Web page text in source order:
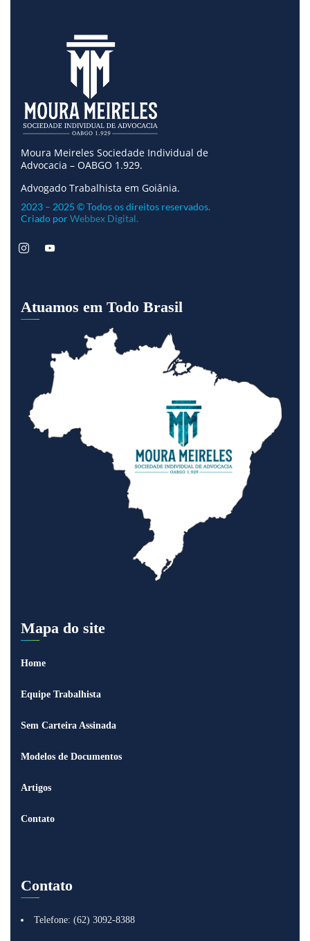
Moura Meireles Sociedade Individual de
Advocacia – OABGO 1.929.
Advogado Trabalhista em Goiânia.
2023 – 2025 © Todos os direitos reservados.
Criado porWebbex Digital.
Atuamos em Todo Brasil
Mapa do site
Home
Equipe Trabalhista
Sem Carteira Assinada
Modelos de Documentos
Artigos
Contato
Contato
Telefone: (62) 3092-8388